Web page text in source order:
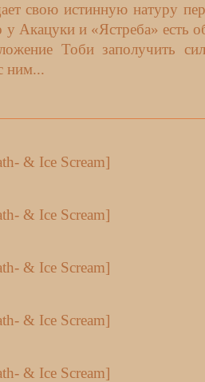
свою истинную натуру
у Акацуки и «Ястреба» есть
Тоби заполучить
ним...
& Ice Scream]
& Ice Scream]
& Ice Scream]
& Ice Scream]
& Ice Scream]